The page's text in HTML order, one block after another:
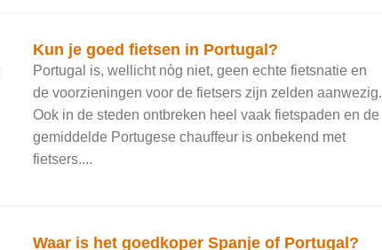
Kun je goed fietsen in Portugal?
Portugal is, wellicht nòg niet, geen echte fietsnatie en
de voorzieningen voor de fietsers zijn zelden aanwezig.
Ook in de steden ontbreken heel vaak fietspaden en de
gemiddelde Portugese chauffeur is onbekend met
fietsers....
Waar is het goedkoper Spanje of Portugal?